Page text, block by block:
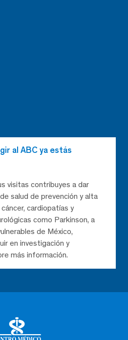
al ABC ya estás
visitas contribuyes a dar
salud de prevención y alta
cardiopatías y
como Parkinson, a
de México,
en investigación y
más información.